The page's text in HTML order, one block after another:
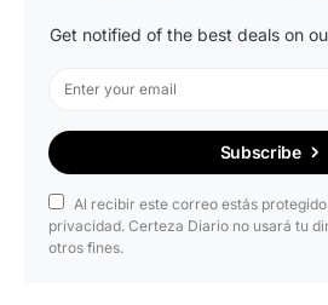
Get notified of the best deals on
Subscribe
Al recibir este correo estás
privacidad. Certeza Diario no usará tu
otros fines.